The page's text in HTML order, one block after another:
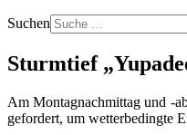
Suchen
Sturmtief
Am Montagnachmittag und -
gefordert, um wetterbedingte